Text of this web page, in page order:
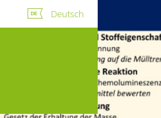
Deutsch